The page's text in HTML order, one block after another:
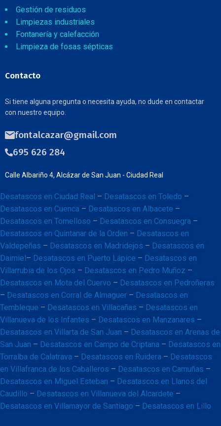
Gestión de residuos
Limpiezas industriales
Fontanería y calefacción
Limpieza de fosas sépticas
Contacto
Si tiene alguna pregunta o necesita ayuda, no dude en contactar
con nuestro equipo.
fontalcazar@gmail.com
695 626 284
Calle Albariño 4, Alcázar de San Juan - Ciudad Real
Desatascos en Ciudad Real – Desatascos en Toledo –
Desatascos en Cuenca – Desatascos en Albacete –
Desatascos en Tomelloso – Desatascos en Consuegra –
Desatascos en Quintanar de la Orden – Desatascos en
Valdepeñas – Desatascos en Madridejos – Desatascos en
Daimiel– Desatascos en Puerto Lápice – Desatascos en
Villarrubia de los Ojos – Desatascos en Pedro Muñoz –
Desatascos en Mota del Cuervo – Desatascos en Pedroñeras
– Desatascos en Corral de Almaguer – Desatascos en
Tembleque – Desatascos en Villacañas – Desatascos en
Villanueva de los Infantes – Desatascos en Manzanares –
Desatascos en Villarta de San Juan – Desatascos en Arenas de
San Juan – Desatascos en Campo de Criptana – Desatascos en
Torralba de Calatrava – Desatascos en Ruidera – Desatascos
en Villafranca de los Caballeros – Desatascos en Camuñas –
Desatascos en Miguel Esteban – Desatascos en Llanos del
Caudillo – Desatascos en Villanueva del Alcardete –
Desatascos en Villamayor de Santiago – Desatascos en Lillo